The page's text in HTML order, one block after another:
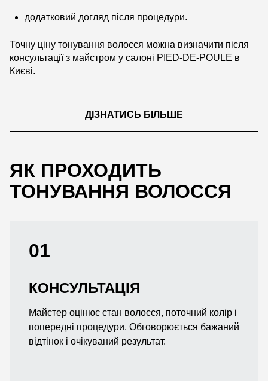
додатковий догляд після процедури.
Точну ціну тонування волосся можна визначити після
консультації з майстром у салоні PIED-DE-POULE в
Києві.
ДІЗНАТИСЬ БІЛЬШЕ
ЯК ПРОХОДИТЬ
ТОНУВАННЯ ВОЛОССЯ
01
КОНСУЛЬТАЦІЯ
Майстер оцінює стан волосся, поточний колір і
попередні процедури. Обговорюється бажаний
відтінок і очікуваний результат.